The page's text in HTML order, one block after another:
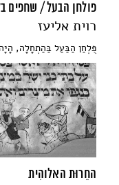
פולחן הבעל / שחפים
רוית אליעז
פֻּלְחַן הַבַּעַל בַּהַתְחָלָה,
החֵרוּת האלוהִית